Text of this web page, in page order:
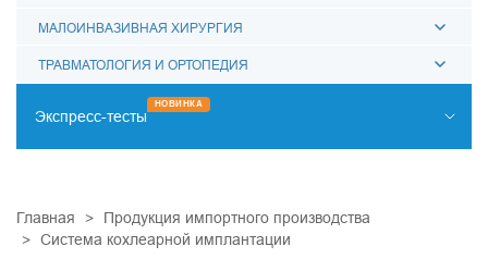
КРУЖКА ЭСМАРХА
МАЛОИНВАЗИВНАЯ ХИРУРГИЯ
ТРАВМАТОЛОГИЯ И ОРТОПЕДИЯ
Экспресс-тесты
НОВИНКА
Главная
Продукция импортного производства
Система кохлеарной имплантации